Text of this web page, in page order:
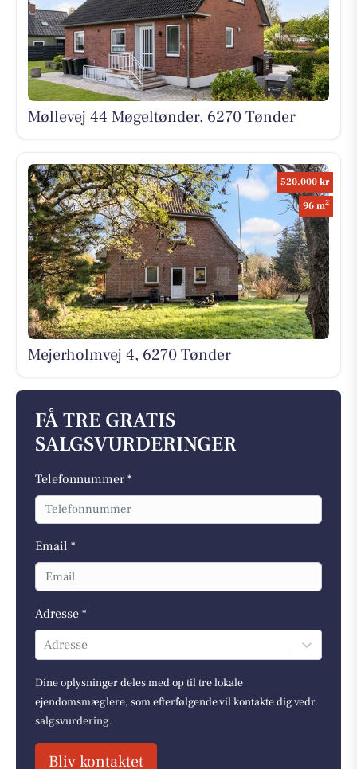
Møllevej 44 Møgeltønder, 6270 Tønder
520.000 kr
96 m2
Mejerholmvej 4, 6270 Tønder
FÅ TRE GRATIS
SALGSVURDERINGER
Telefonnummer *
Email *
Adresse *
Adresse
Dine oplysninger deles med op til tre lokale
ejendomsmæglere, som efterfølgende vil kontakte dig vedr.
salgsvurdering.
Bliv kontaktet